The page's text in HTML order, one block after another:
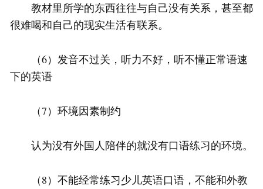
教材里所学的东西往往与自己没有关系，甚至都
很难喝和自己的现实生活有联系。
（6）发音不过关，听力不好，听不懂正常语速
下的英语
（7）环境因素制约
认为没有外国人陪伴的就没有口语练习的环境。
（8）不能经常练习少儿英语口语，不能和外教